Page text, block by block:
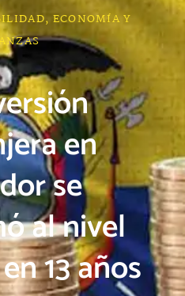
, ECONOMÍA Y
en
se
al nivel
13 años